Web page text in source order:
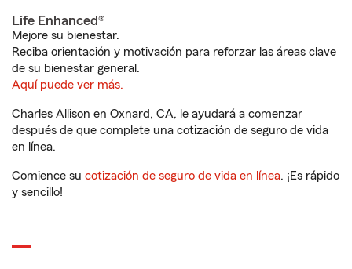
Life Enhanced®
Mejore su bienestar.
Reciba orientación y motivación para reforzar las áreas clave
de su bienestar general.
Aquí puede ver más.
Charles Allison en Oxnard, CA, le ayudará a comenzar
después de que complete una cotización de seguro de vida
en línea.
Comience su cotización de seguro de vida en línea. ¡Es rápido
y sencillo!